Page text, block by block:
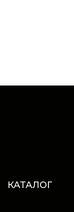
КАТАЛОГ